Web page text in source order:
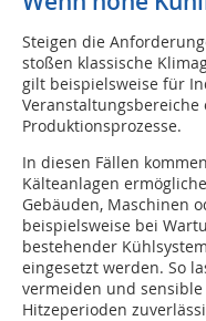
Steigen die
stoßen klassische
gilt beispielsweise für
Produktionsprozesse.
In diesen Fällen
Kälteanlagen
Gebäuden, Maschinen
beispielsweise bei
bestehender
eingesetzt werden. So
vermeiden und
Hitzeperioden